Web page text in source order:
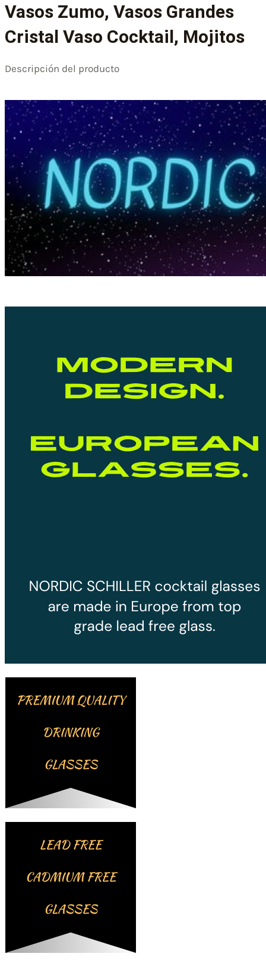
Vasos Zumo, Vasos Grandes
Cristal Vaso Cocktail, Mojitos
Descripción del producto